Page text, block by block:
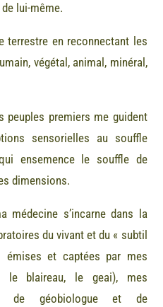
lui-même.
terrestre en reconnectant les
végétal, animal, minéral,
peuples premiers me guident
sensorielles au souffle
ensemence le souffle de
dimensions.
médecine s’incarne dans la
du vivant et du « subtil
émises et captées par mes
le blaireau, le geai), mes
de géobiologue et de